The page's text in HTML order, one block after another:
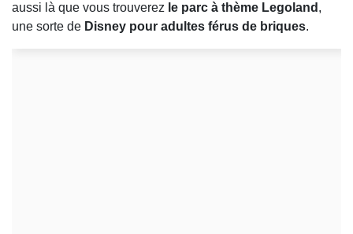
aussi là que vous trouverez le parc à thème Legoland ,
une sorte de Disney pour adultes férus de briques.